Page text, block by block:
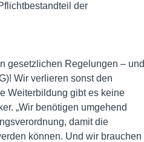
der
gesetzlichen Regelungen – und
Wir verlieren sonst den
Weiterbildung gibt es keine
„Wir benötigen umgehend
damit die
können. Und wir brauchen